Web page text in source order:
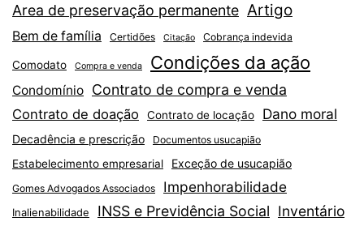
Area de preservação permanente Artigo
Bem de família Certidões Citação Cobrança indevida
Comodato Compra e venda Condições da ação
Condomínio Contrato de compra e venda
Contrato de doação Contrato de locação Dano moral
Decadência e prescrição Documentos usucapião
Estabelecimento empresarial Exceção de usucapião
Gomes Advogados Associados Impenhorabilidade
Inalienabilidade INSS e Previdência Social Inventário